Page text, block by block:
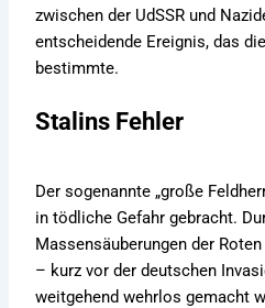
zwischen der UdSSR und
entscheidende Ereignis, das
bestimmte.
Stalins Fehler
Der sogenannte „große
in tödliche Gefahr gebracht.
Massensäuberungen der
– kurz vor der deutschen
weitgehend wehrlos gemacht